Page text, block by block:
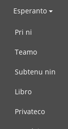
Esperanto
Pri ni
Teamo
Subtenu nin
Libro
Privateco